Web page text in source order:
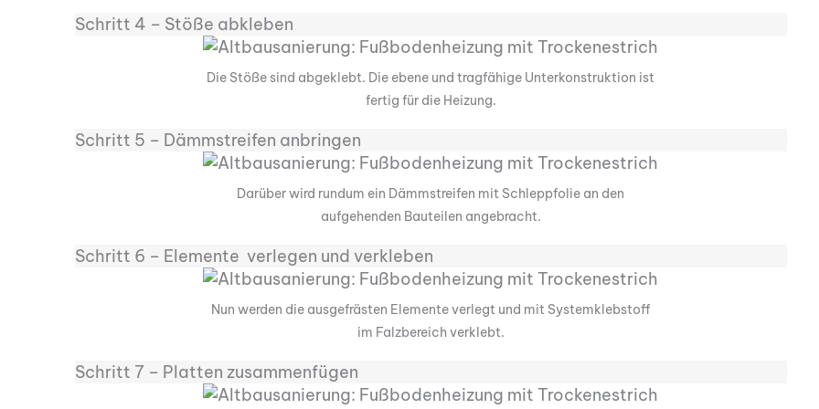
Schritt 4 – Stöße abkleben
Die Stöße sind abgeklebt. Die ebene und tragfähige Unterkonstruktion ist
fertig für die Heizung.
Schritt 5 – Dämmstreifen anbringen
Darüber wird rundum ein Dämmstreifen mit Schleppfolie an den
aufgehenden Bauteilen angebracht.
Schritt 6 – Elemente verlegen und verkleben
Nun werden die ausgefrästen Elemente verlegt und mit Systemklebstoff
im Falzbereich verklebt.
Schritt 7 – Platten zusammenfügen